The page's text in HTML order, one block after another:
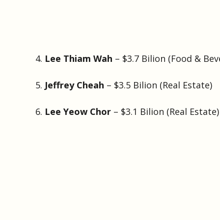
4. Lee Thiam Wah – $3.7 Bilion (Food &
5. Jeffrey Cheah – $3.5 Bilion (Real Estate)
6. Lee Yeow Chor – $3.1 Bilion (Real Estate)